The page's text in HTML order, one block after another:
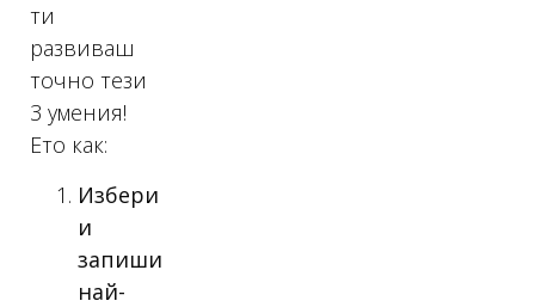
ти
развиваш
точно тези
3 умения!
Ето как:
Избери
и
запиши
най-